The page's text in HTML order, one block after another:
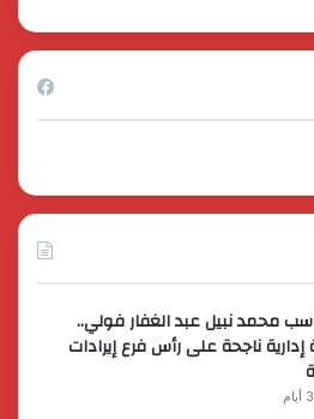
محمد نبيل عبد الغفار فولي..
إدارية ناجحة على رأس فرع إيرادات